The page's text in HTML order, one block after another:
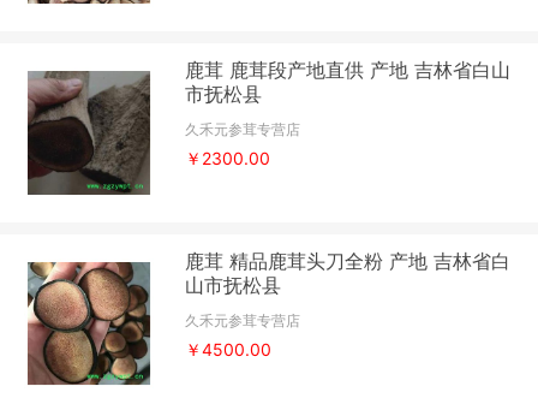
鹿茸 鹿茸段产地直供 产地 吉林省白山
市抚松县
久禾元参茸专营店
￥2300.00
鹿茸 精品鹿茸头刀全粉 产地 吉林省白
山市抚松县
久禾元参茸专营店
￥4500.00